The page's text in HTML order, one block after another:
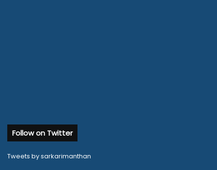
Follow on Twitter
Tweets by sarkarimanthan